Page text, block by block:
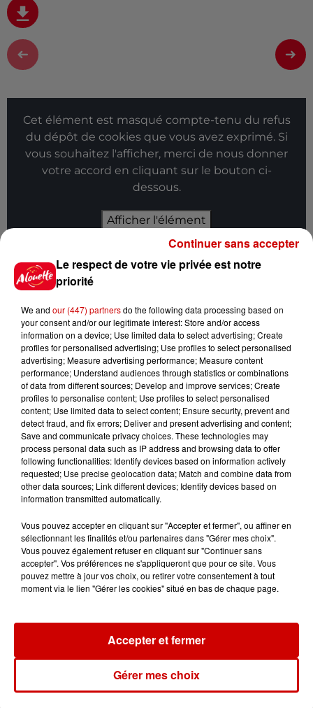
Cet élément est masqué compte-tenu du refus
du dépôt de cookies que vous avez exprimé. Si
vous souhaitez l'afficher, merci de nous donner
votre accord en cliquant sur le bouton ci-
dessous.
Afficher l'élément
L’église de cette commune
d’Indre-et-Loire a été
cambriolée, deux...
10h20
Incendies suspects en Deux-
Sèvres et en Maine-et-Loire :
un...
8h49
Rennes : enquête ouverte après
un accident impliquant un
conducteur...
8 août 2026
Aide carburant pour les "grands
Jeux Voir plus
Le respect de votre vie privée est notre
priorité
We and our (447) partnersdo the following data processing based on
your consent and/or our legitimate interest: Store and/or access
information on a device; Use limited data to select advertising; Create
profiles for personalised advertising; Use profiles to select personalised
advertising; Measure advertising performance; Measure content
performance; Understand audiences through statistics or combinations
of data from different sources; Develop and improve services; Create
profiles to personalise content; Use profiles to select personalised
content; Use limited data to select content; Ensure security, prevent and
detect fraud, and fix errors; Deliver and present advertising and content;
Save and communicate privacy choices. These technologies may
process personal data such as IP address and browsing data to offer
following functionalities: Identify devices based on information actively
requested; Use precise geolocation data; Match and combine data from
other data sources; Link different devices; Identify devices based on
information transmitted automatically.
Vous pouvez accepter en cliquant sur "Accepter et fermer", ou affiner en
sélectionnant les finalités et/ou partenaires dans "Gérer mes choix".
Vous pouvez également refuser en cliquant sur "Continuer sans
accepter". Vos préférences ne s'appliqueront que pour ce site. Vous
pouvez mettre à jour vos choix, ou retirer votre consentement à tout
moment via le lien "Gérer les cookies" situé en bas de chaque page.
Gérer mes choix
Accepter et fermer
Continuer sans accepter